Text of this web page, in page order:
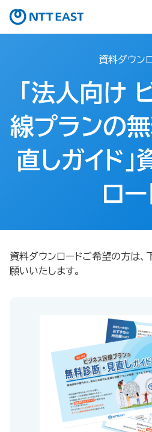
資料ダウン
「法人向け
線プランの
直しガイド
ロー
資料ダウンロードご希望の方は、
願いいたします。